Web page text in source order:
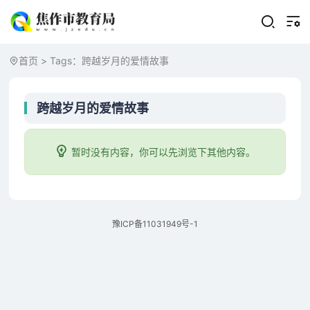
首页 > Tags：跨越岁月的爱情故事
跨越岁月的爱情故事
暂时没有内容，你可以先浏览下其他内容。
豫ICP备11031949号-1